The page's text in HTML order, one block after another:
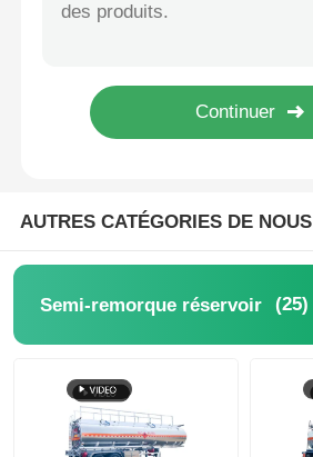
conteneur de réservoir d'OIN
Camion frigorifique
Camion à poubelles
Pièces de véhicules spéciaux
AUTRES CATÉGORIES DE NOUS
Semi-remorque réservoir (25)